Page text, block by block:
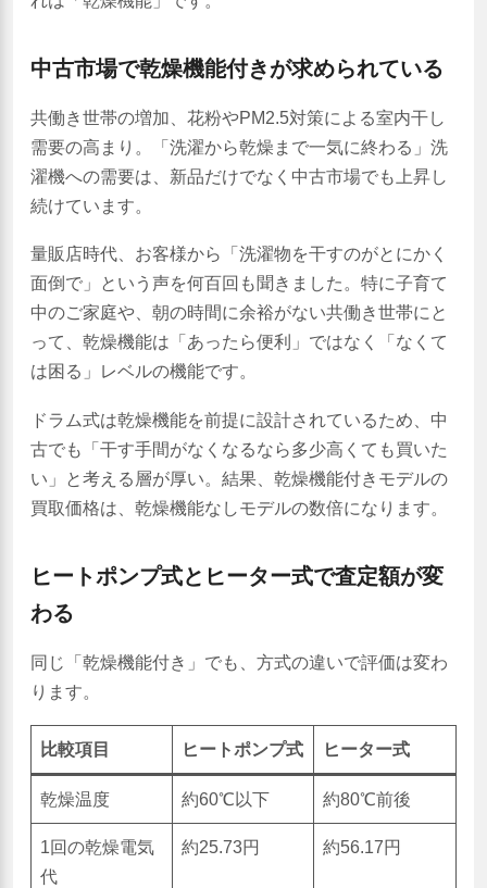
中古市場で乾燥機能付きが求められている
共働き世帯の増加、花粉やPM2.5対策による室内干し
需要の高まり。「洗濯から乾燥まで一気に終わる」洗
濯機への需要は、新品だけでなく中古市場でも上昇し
続けています。
量販店時代、お客様から「洗濯物を干すのがとにかく
面倒で」という声を何百回も聞きました。特に子育て
中のご家庭や、朝の時間に余裕がない共働き世帯にと
って、乾燥機能は「あったら便利」ではなく「なくて
は困る」レベルの機能です。
ドラム式は乾燥機能を前提に設計されているため、中
古でも「干す手間がなくなるなら多少高くても買いた
い」と考える層が厚い。結果、乾燥機能付きモデルの
買取価格は、乾燥機能なしモデルの数倍になります。
ヒートポンプ式とヒーター式で査定額が変
わる
同じ「乾燥機能付き」でも、方式の違いで評価は変わ
ります。
比較項目 ヒートポンプ式 ヒーター式
乾燥温度 約60℃以下 約80℃前後
1回の乾燥電気
代
約25.73円 約56.17円